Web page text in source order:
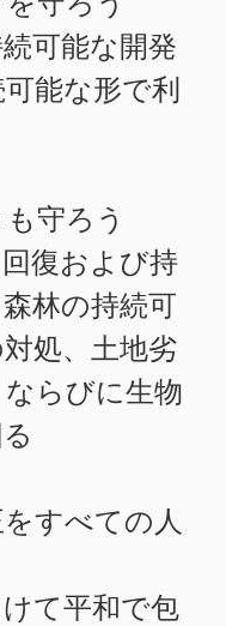
可能な開発
能な形で利
守ろう
復および持
林の持続可
処、土地劣
らびに生物
すべての人
て平和で包